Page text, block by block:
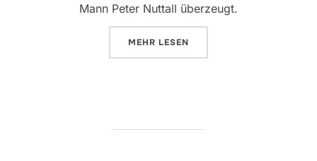
Mann Peter Nuttall überzeugt.
MEHR ÜBER „„IN DER
LESEN